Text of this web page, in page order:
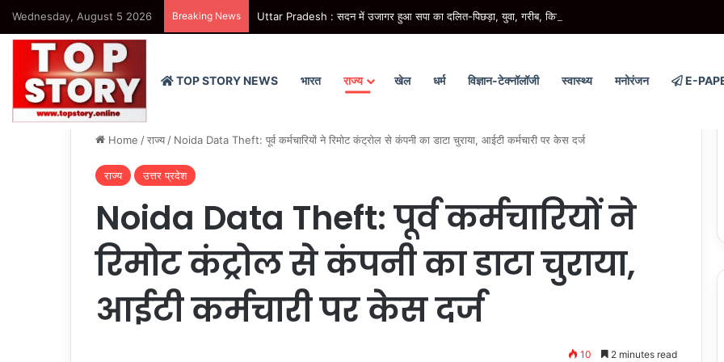
Wednesday, August 5 2026 Breaking News Uttar Pradesh : सदन में उजागर हुआ सपा का दलित-पिछड़ा, युवा, गरीब, किसान, महिला विरोधी चरित्र- मुख्यमंत्री
TOP STORY NEWS भारत राज्य खेल धर्म विज्ञान-टेक्नॉलॉजी स्वास्थ्य मनोरंजन E-
Home /राज्य / Noida Data Theft: पूर्व कर्मचारियों ने रिमोट कंट्रोल से कंपनी का डाटा चुराया, आईटी कर्मचारी पर केस दर्ज
राज्य उत्तर प्रदेश
Noida Data Theft: पूर्व कर्मचारियों ने
रिमोट कंट्रोल से कंपनी का डाटा चुराया,
आईटी कर्मचारी पर केस दर्ज
10 2 minutes read